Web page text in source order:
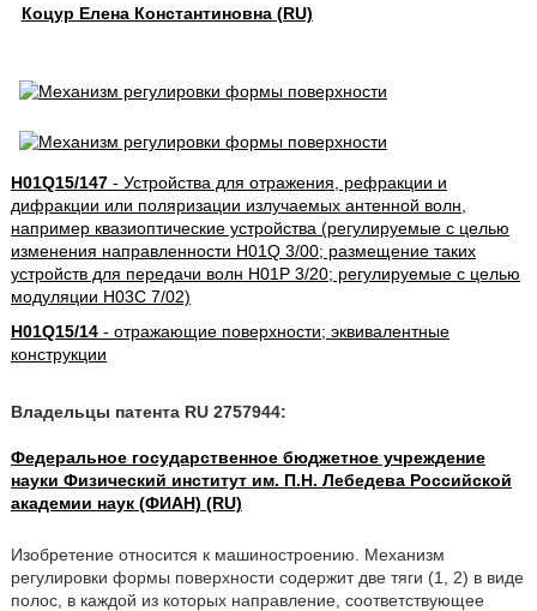
Коцур Елена Константиновна (RU)
H01Q15/147- Устройства для отражения, рефракции и
дифракции или поляризации излучаемых антенной волн,
например квазиоптические устройства (регулируемые с целью
изменения направленности H01Q 3/00; размещение таких
устройств для передачи волн H01P 3/20; регулируемые с целью
модуляции H03C 7/02)
H01Q15/14- отражающие поверхности; эквивалентные
конструкции
Владельцы патента RU 2757944:
Федеральное государственное бюджетное учреждение
науки Физический институт им. П.Н. Лебедева Российской
академии наук (ФИАН) (RU)
Изобретение относится к машиностроению. Механизм
регулировки формы поверхности содержит две тяги (1, 2) в виде
полос, в каждой из которых направление, соответствующее